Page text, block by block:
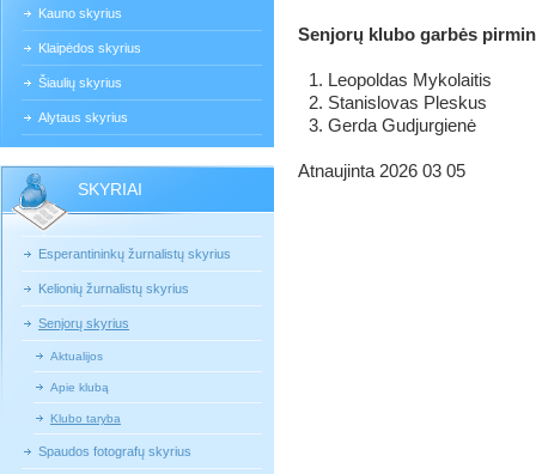
Kauno skyrius
Klaipėdos skyrius
Šiaulių skyrius
Alytaus skyrius
SKYRIAI
Esperantininkų žurnalistų skyrius
Kelionių žurnalistų skyrius
Senjorų skyrius
Aktualijos
Apie klubą
Klubo taryba
Spaudos fotografų skyrius
Senjorų klubo garbės
Leopoldas Mykolaitis
Stanislovas Pleskus
Gerda Gudjurgienė
Atnaujinta 2026 03 05